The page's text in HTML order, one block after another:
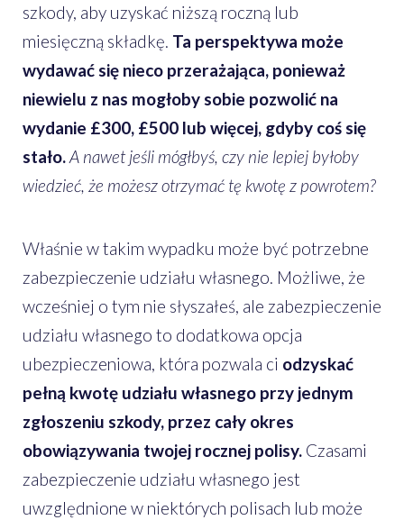
szkody, aby uzyskać niższą roczną lub
miesięczną składkę. Ta perspektywa może
wydawać się nieco przerażająca, ponieważ
niewielu z nas mogłoby sobie pozwolić na
wydanie £300, £500 lub więcej, gdyby coś się
stało.A nawet jeśli mógłbyś, czy nie lepiej byłoby
wiedzieć, że możesz otrzymać tę kwotę z powrotem?
Właśnie w takim wypadku może być potrzebne
zabezpieczenie udziału własnego. Możliwe, że
wcześniej o tym nie słyszałeś, ale zabezpieczenie
udziału własnego to dodatkowa opcja
ubezpieczeniowa, która pozwala ci odzyskać
pełną kwotę udziału własnego przy jednym
zgłoszeniu szkody, przez cały okres
obowiązywania twojej rocznej polisy. Czasami
zabezpieczenie udziału własnego jest
uwzględnione w niektórych polisach lub może